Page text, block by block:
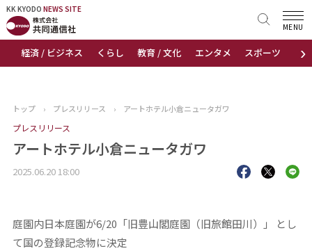
KK KYODO NEWS SITE
›
経済 / ビジネス くらし 教育 / 文化 エンタメ スポーツ 地域
MENU
KK KYODONEWS SITE
トップページ
ニュース
会社概要
トップ › プレスリリース › アートホテル小倉ニュータガワ
プレスリリース
アートホテル小倉ニュータガワ
2025.06.20 18:00
庭園内日本庭園が6/20「旧豊山閣庭園（旧旅館田川）」 とし
て国の登録記念物に決定